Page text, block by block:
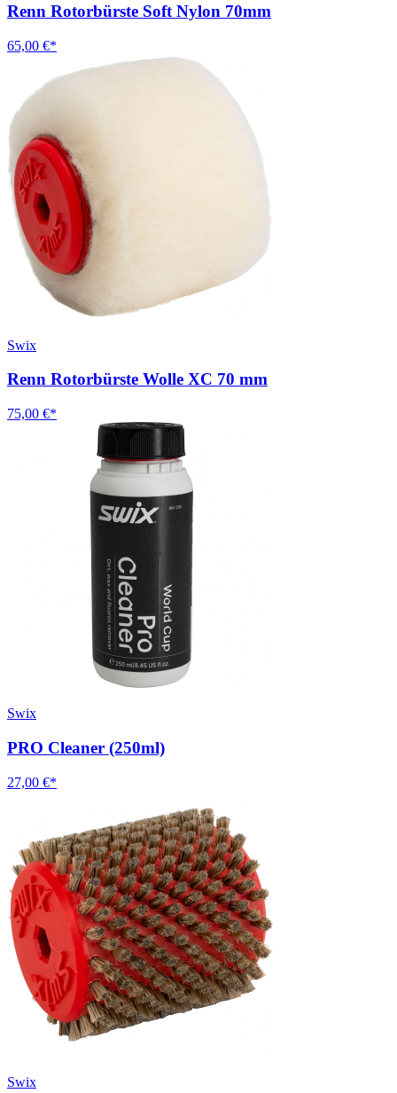
Renn Rotorbürste Soft Nylon 70mm
65,00 €*
Swix
Renn Rotorbürste Wolle XC 70 mm
75,00 €*
Swix
PRO Cleaner (250ml)
27,00 €*
Swix